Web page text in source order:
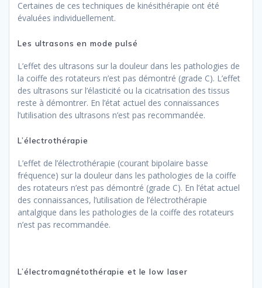
Certaines de ces techniques de kinésithérapie ont été
évaluées individuellement.
Les ultrasons en mode pulsé
L’effet des ultrasons sur la douleur dans les pathologies de
la coiffe des rotateurs n’est pas démontré (grade C). L’effet
des ultrasons sur l’élasticité ou la cicatrisation des tissus
reste à démontrer. En l’état actuel des connaissances
l’utilisation des ultrasons n’est pas recommandée.
L’électrothérapie
L’effet de l’électrothérapie (courant bipolaire basse
fréquence) sur la douleur dans les pathologies de la coiffe
des rotateurs n’est pas démontré (grade C). En l’état actuel
des connaissances, l’utilisation de l’électrothérapie
antalgique dans les pathologies de la coiffe des rotateurs
n’est pas recommandée.
L’électromagnétothérapie et le low laser